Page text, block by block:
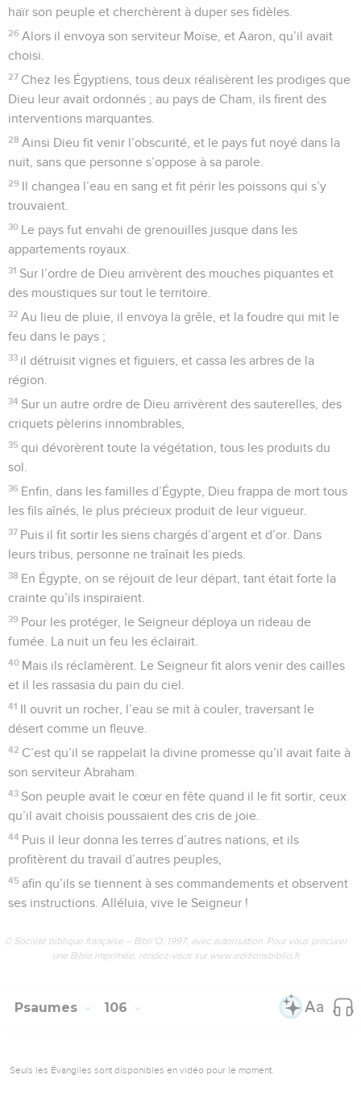
haïr son peuple et cherchèrent à duper ses fidèles.
26 Alors il envoya son serviteur Moïse, et Aaron, qu’il avait
choisi.
27 Chez les Égyptiens, tous deux réalisèrent les prodiges que
Dieu leur avait ordonnés ; au pays de Cham, ils firent des
interventions marquantes.
28 Ainsi Dieu fit venir l’obscurité, et le pays fut noyé dans la
nuit, sans que personne s’oppose à sa parole.
29 Il changea l’eau en sang et fit périr les poissons qui s’y
trouvaient.
30 Le pays fut envahi de grenouilles jusque dans les
appartements royaux.
31 Sur l’ordre de Dieu arrivèrent des mouches piquantes et
des moustiques sur tout le territoire.
32 Au lieu de pluie, il envoya la grêle, et la foudre qui mit le
feu dans le pays ;
33 il détruisit vignes et figuiers, et cassa les arbres de la
région.
34 Sur un autre ordre de Dieu arrivèrent des sauterelles, des
criquets pèlerins innombrables,
35 qui dévorèrent toute la végétation, tous les produits du
sol.
36 Enfin, dans les familles d’Égypte, Dieu frappa de mort tous
les fils aînés, le plus précieux produit de leur vigueur.
37 Puis il fit sortir les siens chargés d’argent et d’or. Dans
leurs tribus, personne ne traînait les pieds.
38 En Égypte, on se réjouit de leur départ, tant était forte la
crainte qu’ils inspiraient.
39 Pour les protéger, le Seigneur déploya un rideau de
fumée. La nuit un feu les éclairait.
40 Mais ils réclamèrent. Le Seigneur fit alors venir des cailles
et il les rassasia du pain du ciel.
41 Il ouvrit un rocher, l’eau se mit à couler, traversant le
désert comme un fleuve.
42 C’est qu’il se rappelait la divine promesse qu’il avait faite à
son serviteur Abraham.
43 Son peuple avait le cœur en fête quand il le fit sortir, ceux
qu’il avait choisis poussaient des cris de joie.
44 Puis il leur donna les terres d’autres nations, et ils
profitèrent du travail d’autres peuples,
45 afin qu’ils se tiennent à ses commandements et observent
ses instructions. Alléluia, vive le Seigneur !
© Société biblique française – Bibli’O, 1997, avec autorisation. Pour vous procurer
une Bible imprimée, rendez-vous sur www.editionsbiblio.fr
Psaumes 106
Seuls les Évangiles sont disponibles en vidéo pour le moment.